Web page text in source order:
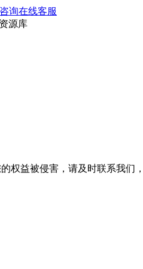
咨询在线客服
源库
权益被侵害，请及时联系我们